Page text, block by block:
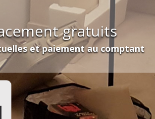
gratuits
et paiement au comptant